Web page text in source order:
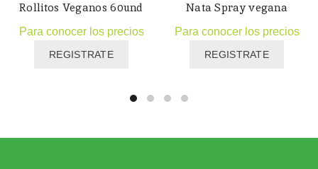
Rollitos Veganos 60und
Para conocer los precios
REGISTRATE
Nata Spray vegana
Para conocer los precios
REGISTRATE